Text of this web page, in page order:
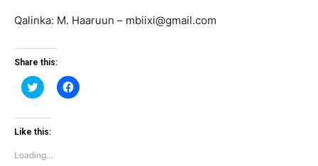
Qalinka: M. Haaruun – mbiixi@gmail.com
Share this:
Click
to
Twitter
(Opens
window)
Click
to
Like this:
Loading...